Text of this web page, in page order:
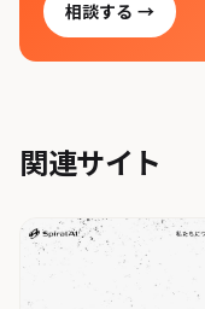
相談する →
関連サイト